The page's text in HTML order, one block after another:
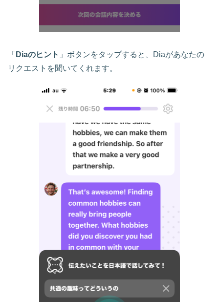
「 Diaのヒント 」ボタンをタップすると、Diaがあなたの
リクエストを聞いてくれます。